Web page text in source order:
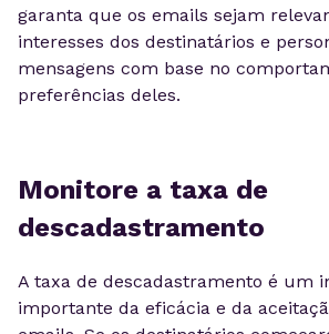
garanta que os emails sejam
interesses dos destinatários e
mensagens com base no
preferências deles.
Monitore a taxa de
descadastramento
A taxa de descadastramento é um
importante da eficácia e da